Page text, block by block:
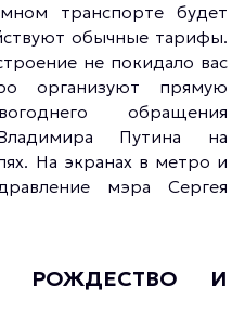
транспорте будет
обычные тарифы.
не покидало вас
организуют прямую
обращения
Путина на
На экранах в метро и
мэра Сергея
РОЖДЕСТВО И